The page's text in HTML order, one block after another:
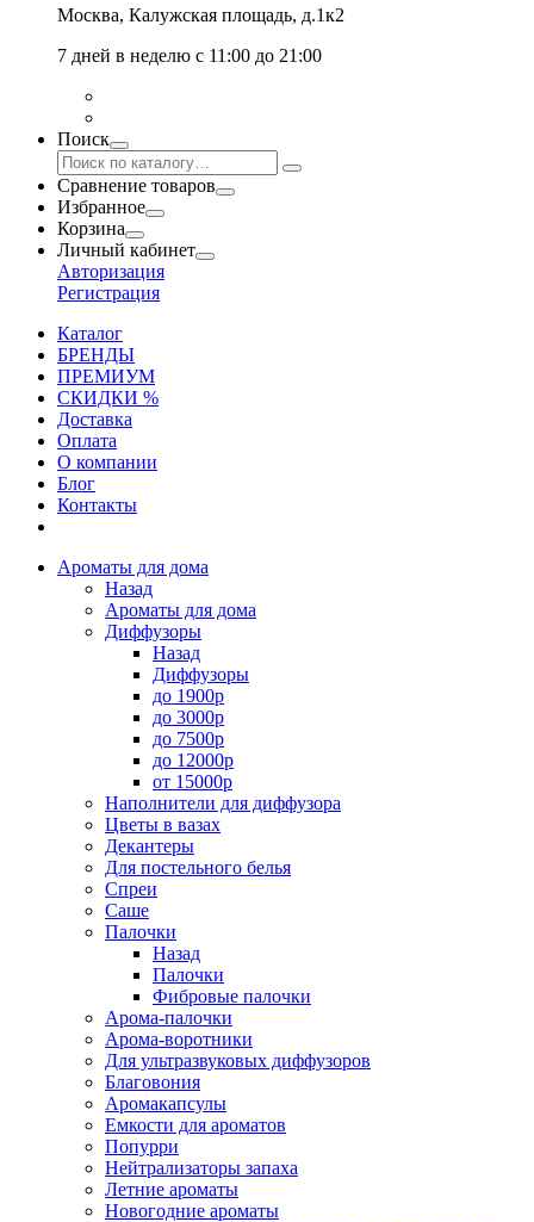
Москва, Калужская площадь, д.1к2
7 дней в неделю с 11:00 до 21:00
Поиск
Сравнение товаров
Избранное
Корзина
Личный кабинет
Авторизация
Регистрация
Каталог
БРЕНДЫ
ПРЕМИУМ
СКИДКИ %
Доставка
Оплата
О компании
Блог
Контакты
Ароматы для дома
Назад
Ароматы для дома
Диффузоры
Назад
Диффузоры
до 1900р
до 3000р
до 7500р
до 12000р
от 15000р
Наполнители для диффузора
Цветы в вазах
Декантеры
Для постельного белья
Спреи
Саше
Палочки
Назад
Палочки
Фибровые палочки
Арома-палочки
Арома-воротники
Для ультразвуковых диффузоров
Благовония
Аромакапсулы
Емкости для ароматов
Попурри
Нейтрализаторы запаха
Летние ароматы
Новогодние ароматы